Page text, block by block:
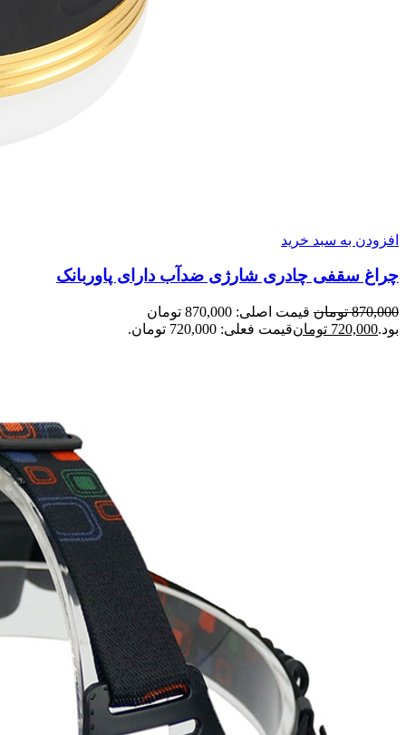
افزودن به سبد خرید
چراغ سقفی چادری شارژی ضدآب دارای پاوربانک
870,000 تومان
قیمت اصلی: 870,000 تومان
بود.720,000 تومانقیمت فعلی: 720,000 تومان.